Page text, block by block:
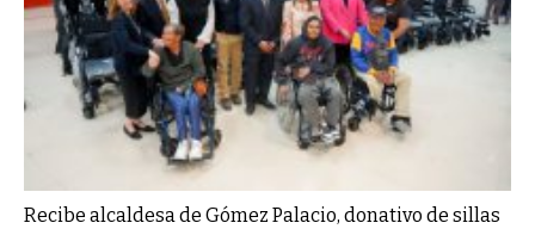
Recibe alcaldesa de Gómez Palacio, donativo de sillas